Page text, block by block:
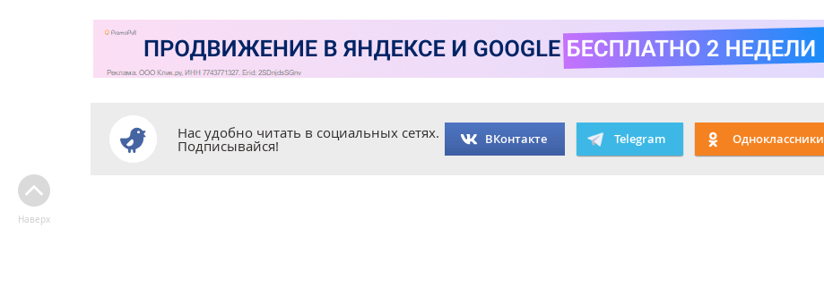
Нас удобно читать в социальных сетях.
Подписывайся! ВКонтакте Telegram Одноклассники
Наверх